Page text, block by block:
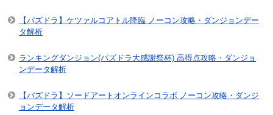
【パズドラ】ケツァルコアトル降臨 ノーコン攻略・ダンジョンデー
タ解析
ランキングダンジョン(パズドラ大感謝祭杯) 高得点攻略・ダンジョ
ンデータ解析
【パズドラ】ソードアートオンラインコラボ ノーコン攻略・ダンジ
ョンデータ解析